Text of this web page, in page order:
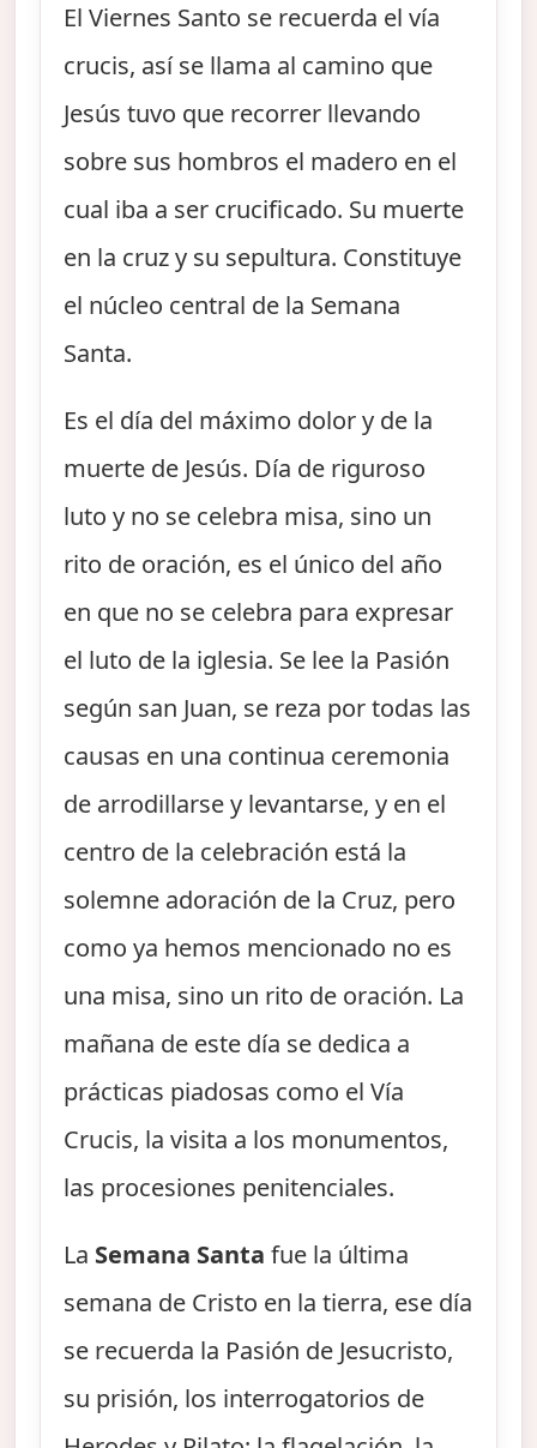
El Viernes Santo se recuerda el vía
crucis, así se llama al camino que
Jesús tuvo que recorrer llevando
sobre sus hombros el madero en el
cual iba a ser crucificado. Su muerte
en la cruz y su sepultura. Constituye
el núcleo central de la Semana
Santa.
Es el día del máximo dolor y de la
muerte de Jesús. Día de riguroso
luto y no se celebra misa, sino un
rito de oración, es el único del año
en que no se celebra para expresar
el luto de la iglesia. Se lee la Pasión
según san Juan, se reza por todas las
causas en una continua ceremonia
de arrodillarse y levantarse, y en el
centro de la celebración está la
solemne adoración de la Cruz, pero
como ya hemos mencionado no es
una misa, sino un rito de oración. La
mañana de este día se dedica a
prácticas piadosas como el Vía
Crucis, la visita a los monumentos,
las procesiones penitenciales.
La Semana Santa fue la última
semana de Cristo en la tierra, ese día
se recuerda la Pasión de Jesucristo,
su prisión, los interrogatorios de